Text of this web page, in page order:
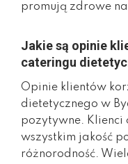
promują zdrowe
Jakie są opinie
cateringu
Opinie klientów
dietetycznego w
pozytywne. Klienci
wszystkim jakość
różnorodność.